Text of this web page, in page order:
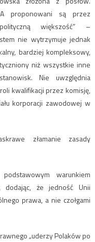
proponowani są przez
większość” –
nie wytrzymuje jednak
bardziej kompleksowy,
niż wszystkie inne
Nie uwzględnia
kwalifikacji przez komisję,
korporacji zawodowej w
złamanie zasady
warunkiem
dodając, że jedność Unii
prawa, a nie czołgami
„uderzy Polaków po